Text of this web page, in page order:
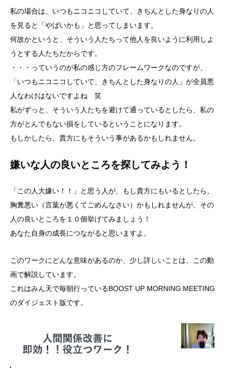
私の場合は、いつもニコニコしていて、きちんとした身なりの人
を見ると「やばいかも」と思ってしまいます。
何故かというと、そういう人たちって他人を良いように利用しよ
うとする人たちだからです。
・・・っていうのが私の感じ方のフレームワークなのですが、
「いつもニコニコしていて、きちんとした身なりの人」が全員悪
人なわけはないですよね 笑
私がずっと、そういう人たちを避けて通っているとしたら、私の
方がとんでもない損をしているということになります。
もしかしたら、貴方にもそういう事があるかもしれません。
嫌いな人の良いところを探してみよう！
「この人大嫌い！！」と思う人が、もし貴方にもいるとしたら、
胸糞悪い（言葉が悪くてごめんなさい）かもしれませんが、その
人の良いところを１０個挙げてみましょう！
あなた自身の成長につながると思いますよ。
このワークにどんな意味があるのか、少し詳しいことは、この動
画で解説しています。
これはみん天で毎朝行っているBOOST UP MORNING MEETING
のダイジェスト版です。